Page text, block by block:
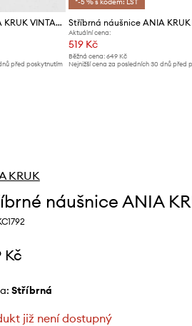
Stříbrné náušnice ANIA KRUK VINTAGE
před poskytnutím
Aktuální cena:
519 Kč
Běžná cena:649 Kč
Nejnižší cena za posledních 30 dnů před
KRUK
náušnice ANIA
Kč
stříbrná
již není dostupný